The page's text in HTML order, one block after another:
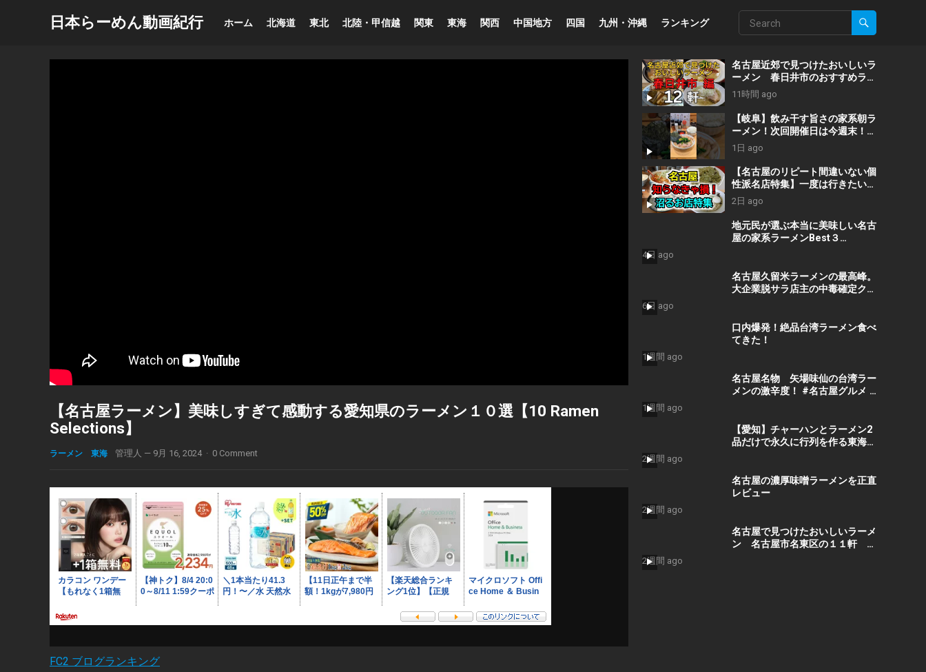
日本らーめん動画紀行 ホーム 北海道 東北 北陸・甲信越 関東 東海 関西 中国地方 四国 九州・沖縄 ランキング
【名古屋ラーメン】美味しすぎて感動する愛知県のラーメン１０選【10 Ramen
Selections】
ラーメン 東海 管理人 — 9月 16, 2024 · 0 Comment
FC2 ブログランキング
名古屋近郊で見つけたおいしいラ
ーメン 春日井市のおすすめラー
メンのお店 高山ラーメンや担々
麺、旨辛タンメンなどおすすめの
お店 １２軒
11時間 ago
【岐阜】飲み干す旨さの家系朝ラ
ーメン！次回開催日は今週末！#
グルメ #shorts
1日 ago
【名古屋のリピート間違いない個
性派名店特集】一度は行きたい沼
る名店4選/名古屋グルメ/名古屋
ランチ/名古屋ラーメン/Eating
and drinking in Nagoya, Japan
2日 ago
地元民が選ぶ本当に美味しい名古
屋の家系ラーメンBest３
4日 ago
名古屋久留米ラーメンの最高峰。
大企業脱サラ店主の中毒確定クサ
6日 ago
口内爆発！絶品台湾ラーメン食べ
てきた！
1週間 ago
名古屋名物 矢場味仙の台湾ラー
メンの激辛度！ #名古屋グルメ #
1週間 ago
【愛知】チャーハンとラーメン2
品だけで永久に行列を作る東海最
2週間 ago
名古屋の濃厚味噌ラーメンを正直
レビュー
2週間 ago
名古屋で見つけたおいしいラーメ
ン 名古屋市名東区の１１軒 人
2週間 ago